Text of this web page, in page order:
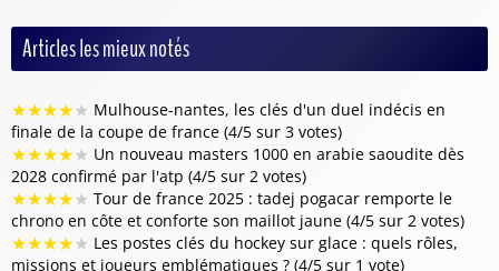
Articles les mieux notés
★★★★★ Mulhouse-nantes, les clés d'un duel indécis en
finale de la coupe de france (4/5 sur 3 votes)
★★★★★ Un nouveau masters 1000 en arabie saoudite dès
2028 confirmé par l'atp (4/5 sur 2 votes)
★★★★★ Tour de france 2025 : tadej pogacar remporte le
chrono en côte et conforte son maillot jaune (4/5 sur 2 votes)
★★★★★ Les postes clés du hockey sur glace : quels rôles,
missions et joueurs emblématiques ? (4/5 sur 1 vote)